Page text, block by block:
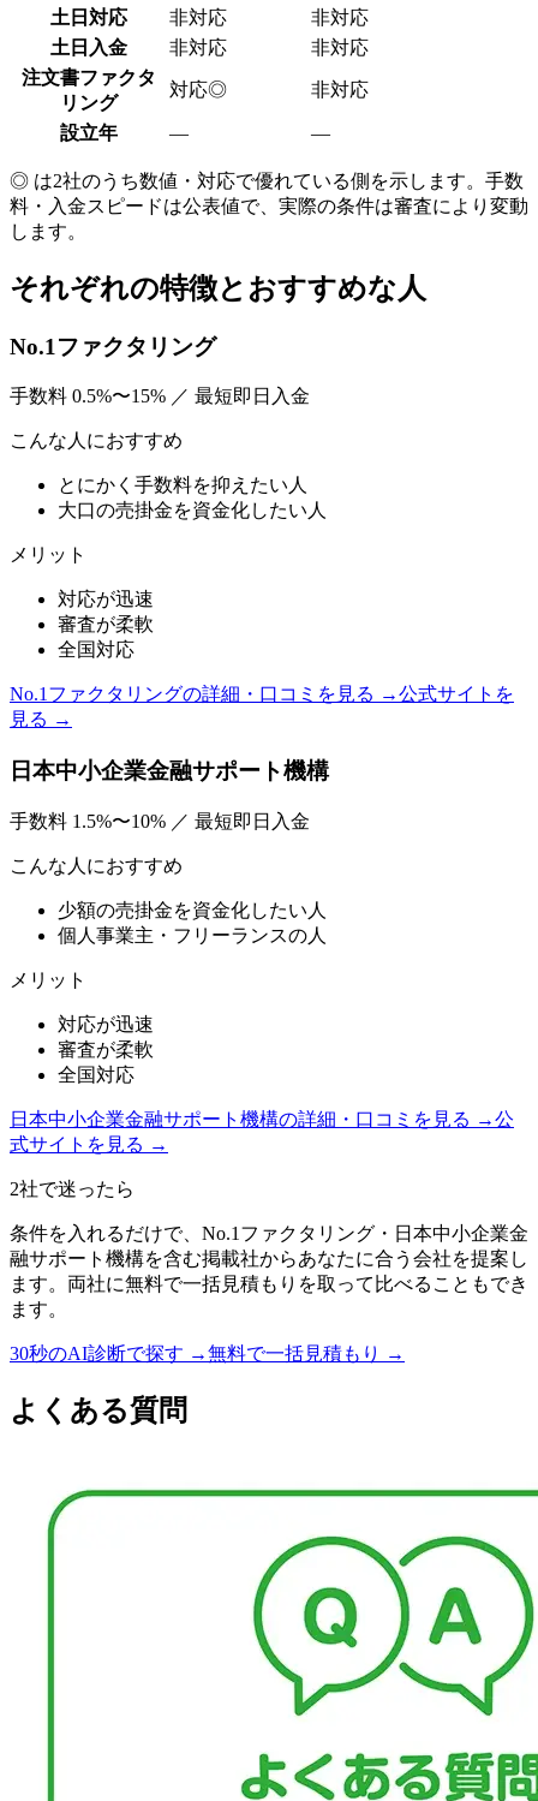
土日対応
非対応
非対応
土日入金
非対応
非対応
注文書ファクタ
リング
対応◎ 非対応
設立年 — —
◎ は2社のうち数値・対応で優れている側を示します。手数
料・入金スピードは公表値で、実際の条件は審査により変動
します。
それぞれの特徴とおすすめな人
No.1ファクタリング
手数料 0.5%〜15% ／ 最短即日入金
こんな人におすすめ
とにかく手数料を抑えたい人
大口の売掛金を資金化したい人
メリット
対応が迅速
審査が柔軟
全国対応
No.1ファクタリングの詳細・口コミを見る →公式サイトを
見る →
日本中小企業金融サポート機構
手数料 1.5%〜10% ／ 最短即日入金
こんな人におすすめ
少額の売掛金を資金化したい人
個人事業主・フリーランスの人
メリット
対応が迅速
審査が柔軟
全国対応
日本中小企業金融サポート機構の詳細・口コミを見る →公
式サイトを見る →
2社で迷ったら
条件を入れるだけで、 No.1ファクタリング ・ 日本中小企業金
融サポート機構を含む掲載社からあなたに合う会社を提案し
ます。両社に無料で一括見積もりを取って比べることもでき
ます。
30秒のAI診断で探す →無料で一括見積もり →
よくある質問